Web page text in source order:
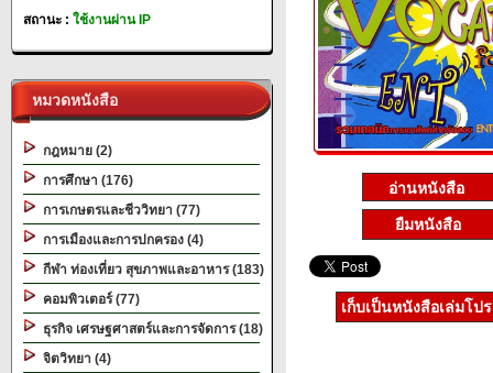
สถานะ : ใช้งานผ่าน IP
หมวดหนังสือ
กฎหมาย (2)
การศึกษา (176)
การเกษตรและชีววิทยา (77)
การเมืองและการปกครอง (4)
กีฬา ท่องเที่ยว สุขภาพและอาหาร (183)
คอมพิวเตอร์ (77)
ธุรกิจ เศรษฐศาสตร์และการจัดการ (18)
จิตวิทยา (4)
ยืมหนังสือ
เก็บเป็นหนังสือเล่มโป